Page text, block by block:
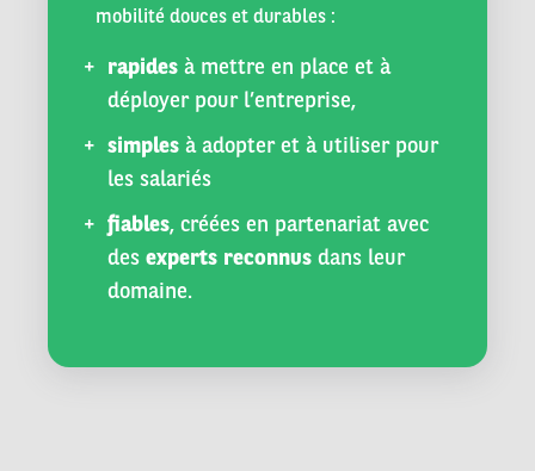
mobilité douces et durables :
rapides à mettre en place et à
déployer pour l’entreprise,
simples à adopter et à utiliser pour
les salariés
fiables, créées en partenariat avec
des experts reconnus dans leur
domaine.